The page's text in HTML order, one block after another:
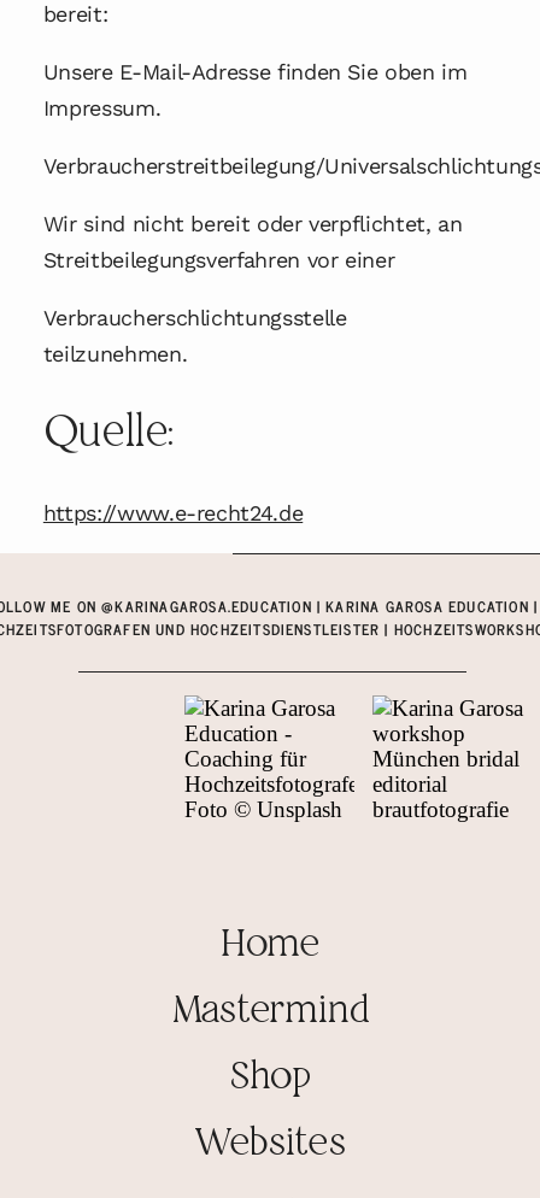
bereit:
Unsere E-Mail-Adresse finden Sie oben im
Impressum.
Verbraucherstreitbeilegung/
Wir sind nicht bereit oder verpflichtet, an
Streitbeilegungsverfahren vor einer
Verbraucherschlichtungsstelle
teilzunehmen.
Quelle:
https://www.e-recht24.de
ME ON @KARINAGAROSA.EDUCATION | KARINA GAROSA
UND HOCHZEITSDIENSTLEISTER |
Home
Mastermind
Shop
Websites